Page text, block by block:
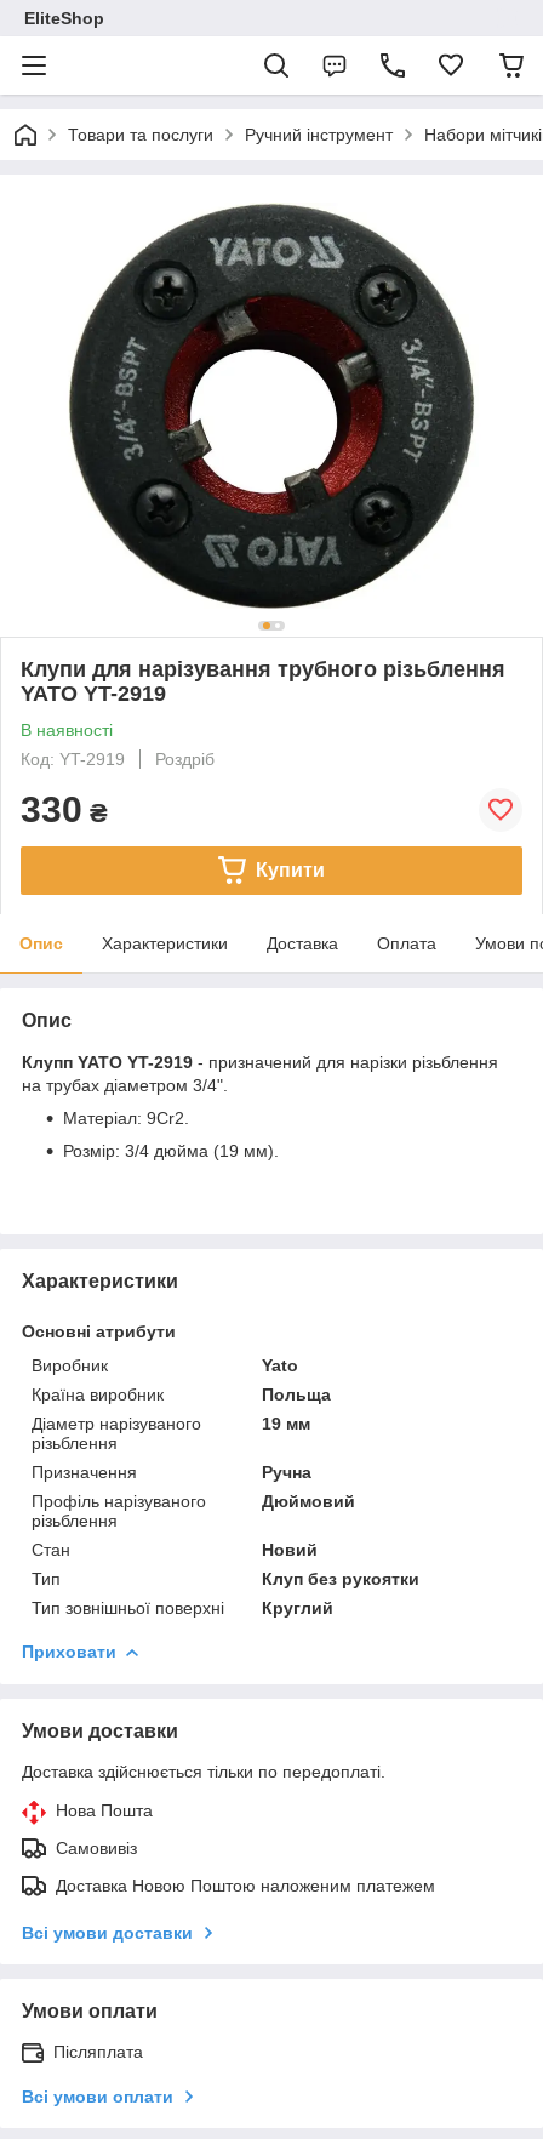
EliteShop
Товари та послуги Ручний інструмент Набори
Клупи для нарізування трубного різьблення
YATO YT-2919
В наявності
Код: YT-2919
Роздріб
330 ₴
Купити
Опис Характеристики Доставка Оплата Умови
Опис
Клупп YATO YT-2919 - призначений для нарізки різьблення
на трубах діаметром 3/4".
Матеріал: 9Cr2.
Розмір: 3/4 дюйма (19 мм).
Характеристики
Основні атрибути
Виробник
Yato
Країна виробник
Польща
Діаметр нарізуваного
різьблення
19 мм
Призначення
Ручна
Профіль нарізуваного
різьблення
Дюймовий
Стан
Новий
Тип
Клуп без рукоятки
Тип зовнішньої поверхні
Круглий
Приховати
Умови доставки
Доставка здійснюється тільки по передоплаті.
Нова Пошта
Самовивіз
Доставка Новою Поштою наложеним платежем
Всі умови доставки
Умови оплати
Післяплата
Всі умови оплати